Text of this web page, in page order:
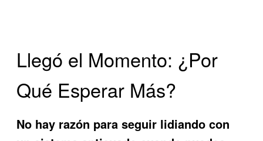
Llegó el Momento: ¿Por
Qué Esperar Más?
No hay razón para seguir lidiando con